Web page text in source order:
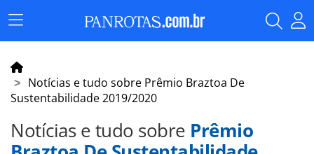
Menu
Principal
Notícias e tudo sobre Prêmio Braztoa De
Sustentabilidade 2019/2020
Notícias e tudo sobre Prêmio